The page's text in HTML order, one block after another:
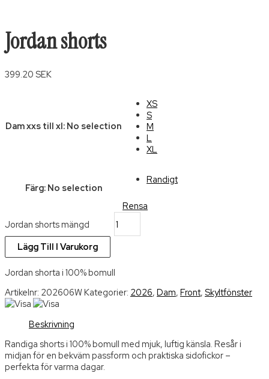
Jordan shorts
399.20 SEK
Dam xxs till xl: No selection
XS
S
M
L
XL
Färg: No selection
Randigt
Rensa
Jordan shorts mängd
Lägg Till I Varukorg
Jordan shorta i 100% bomull
Artikelnr: 202606WKategorier: 2026, Dam, Front, Skyltfönster
Beskrivning
Randiga shorts i 100% bomull med mjuk, luftig känsla. Resår i
midjan för en bekväm passform och praktiska sidofickor –
perfekta för varma dagar.